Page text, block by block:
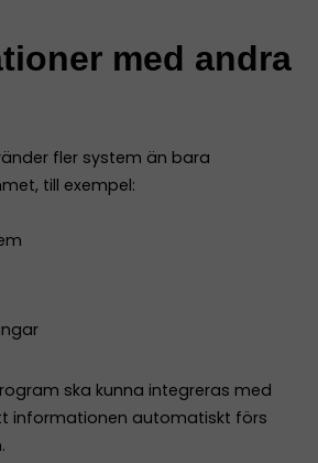
med andra
fler system än bara
till exempel:
ska kunna integreras med
informationen automatiskt förs